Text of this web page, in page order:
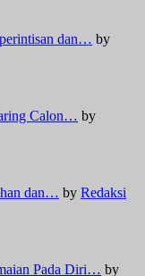
dan… by
Calon… by
dan… by Redaksi
Pada Diri… by